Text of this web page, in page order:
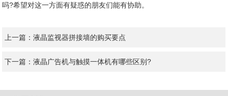
吗?希望对这一方面有疑惑的朋友们能有协助。
上一篇： 液晶监视器拼接墙的购买要点
下一篇： 液晶广告机与触摸一体机有哪些区别?